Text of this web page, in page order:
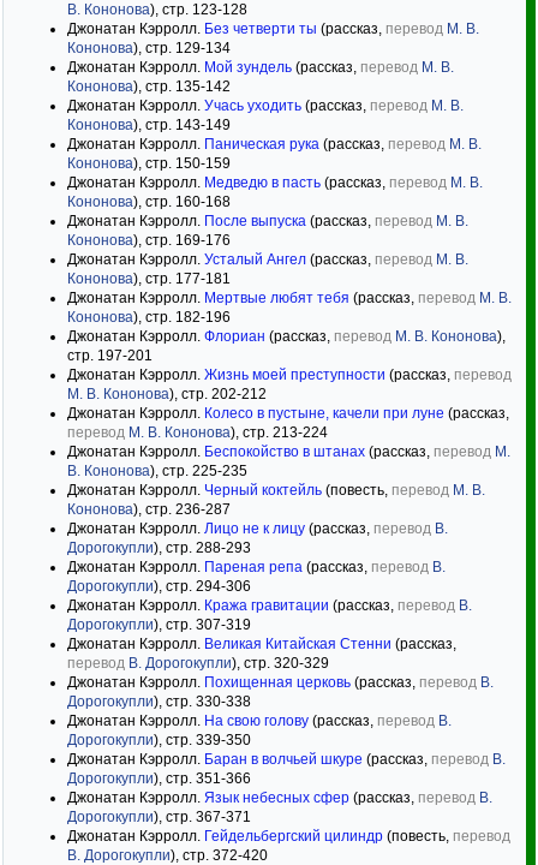
В. Кононова), стр. 123-128
Джонатан Кэрролл. Без четверти ты (рассказ, перевод М. В.
Кононова), стр. 129-134
Джонатан Кэрролл. Мой зундель (рассказ, перевод М. В.
Кононова), стр. 135-142
Джонатан Кэрролл. Учась уходить (рассказ, перевод М. В.
Кононова), стр. 143-149
Джонатан Кэрролл. Паническая рука (рассказ, перевод М. В.
Кононова), стр. 150-159
Джонатан Кэрролл. Медведю в пасть (рассказ, перевод М. В.
Кононова), стр. 160-168
Джонатан Кэрролл. После выпуска (рассказ, перевод М. В.
Кононова), стр. 169-176
Джонатан Кэрролл. Усталый Ангел (рассказ, перевод М. В.
Кононова), стр. 177-181
Джонатан Кэрролл. Мертвые любят тебя (рассказ, перевод М. В.
Кононова), стр. 182-196
Джонатан Кэрролл. Флориан (рассказ, перевод М. В. Кононова),
стр. 197-201
Джонатан Кэрролл. Жизнь моей преступности (рассказ, перевод
М. В. Кононова), стр. 202-212
Джонатан Кэрролл. Колесо в пустыне, качели при луне (рассказ,
перевод М. В. Кононова), стр. 213-224
Джонатан Кэрролл. Беспокойство в штанах (рассказ, перевод М.
В. Кононова), стр. 225-235
Джонатан Кэрролл. Черный коктейль (повесть, перевод М. В.
Кононова), стр. 236-287
Джонатан Кэрролл. Лицо не к лицу (рассказ, перевод В.
Дорогокупли), стр. 288-293
Джонатан Кэрролл. Пареная репа (рассказ, перевод В.
Дорогокупли), стр. 294-306
Джонатан Кэрролл. Кража гравитации (рассказ, перевод В.
Дорогокупли), стр. 307-319
Джонатан Кэрролл. Великая Китайская Стенни (рассказ,
перевод В. Дорогокупли), стр. 320-329
Джонатан Кэрролл. Похищенная церковь (рассказ, перевод В.
Дорогокупли), стр. 330-338
Джонатан Кэрролл. На свою голову (рассказ, перевод В.
Дорогокупли), стр. 339-350
Джонатан Кэрролл. Баран в волчьей шкуре (рассказ, перевод В.
Дорогокупли), стр. 351-366
Джонатан Кэрролл. Язык небесных сфер (рассказ, перевод В.
Дорогокупли), стр. 367-371
Джонатан Кэрролл. Гейдельбергский цилиндр (повесть, перевод
В. Дорогокупли), стр. 372-420